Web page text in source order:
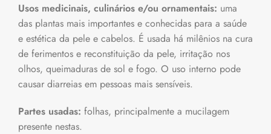
Usos medicinais, culinários e/ou ornamentais: uma
das plantas mais importantes e conhecidas para a saúde
e estética da pele e cabelos. É usada há milênios na cura
de ferimentos e reconstituição da pele, irritação nos
olhos, queimaduras de sol e fogo. O uso interno pode
causar diarreias em pessoas mais sensíveis.
Partes usadas: folhas, principalmente a mucilagem
presente nestas.